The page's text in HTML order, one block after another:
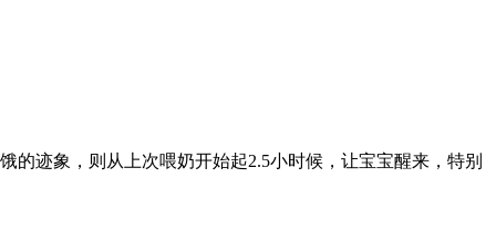
迹象，则从上次喂奶开始起2.5小时候，让宝宝醒来，特别